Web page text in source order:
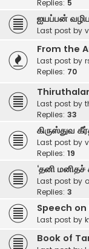
Replies: 5
ஐயப்பன்
Last post by
From the
Last post by
Replies: 70
Last post by
Replies: 33
கிருஸ்துவ
Last post by
Replies: 19
‘தனி மனிதச்
Last post by
Replies: 3
Speech
Last post by
Book of